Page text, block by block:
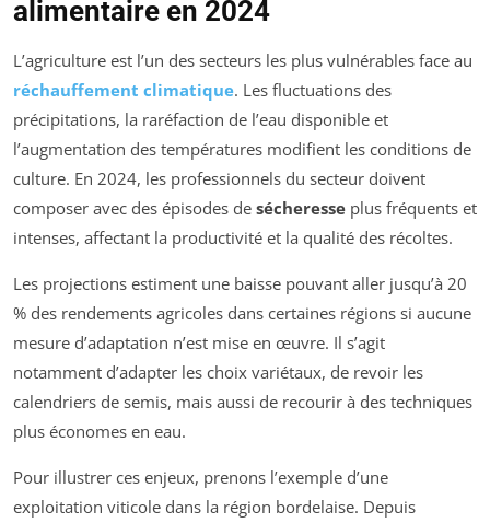
collectivités.
Investissements en énergies renouvelables et réduction
des émissions de gaz à effet de serre.
Planification territoriale intégrant les risques climatiques.
alimentaire en 2024
L’agriculture est l’un des secteurs les plus vulnérables face au
réchauffement climatique. Les fluctuations des
précipitations, la raréfaction de l’eau disponible et
l’augmentation des températures modifient les conditions de
culture. En 2024, les professionnels du secteur doivent
composer avec des épisodes de sécheresse plus fréquents et
intenses, affectant la productivité et la qualité des récoltes.
Les projections estiment une baisse pouvant aller jusqu’à 20
% des rendements agricoles dans certaines régions si aucune
mesure d’adaptation n’est mise en œuvre. Il s’agit
notamment d’adapter les choix variétaux, de revoir les
calendriers de semis, mais aussi de recourir à des techniques
plus économes en eau.
Pour illustrer ces enjeux, prenons l’exemple d’une
exploitation viticole dans la région bordelaise. Depuis